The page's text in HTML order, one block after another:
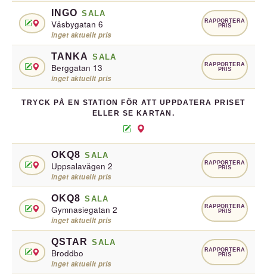
INGO SALA
Väsbygatan 6
inget aktuellt pris
RAPPORTERA
PRIS
TANKA SALA
Berggatan 13
inget aktuellt pris
RAPPORTERA
PRIS
TRYCK PÅ EN STATION FÖR ATT UPPDATERA PRISET
ELLER SE KARTAN.
OKQ8 SALA
Uppsalavägen 2
inget aktuellt pris
RAPPORTERA
PRIS
OKQ8 SALA
Gymnasiegatan 2
inget aktuellt pris
RAPPORTERA
PRIS
QSTAR SALA
Broddbo
inget aktuellt pris
RAPPORTERA
PRIS